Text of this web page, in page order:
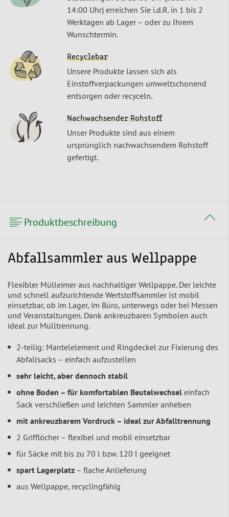
14:00 Uhr) erreichen Sie i.d.R. in 1 bis 2
Werktagen ab Lager – oder zu Ihrem
Wunschtermin.
Recyclebar
Unsere Produkte lassen sich als
Einstoffverpackungen umweltschonend
entsorgen oder recyceln.
Nachwachsender Rohstoff
Unser Produkte sind aus einem
ursprünglich nachwachsendem Rohstoff
gefertigt.
Produktbeschreibung
Abfallsammler aus Wellpappe
Flexibler Mülleimer aus nachhaltiger Wellpappe. Der leichte
und schnell aufzurichtende Wertstoffsammler ist mobil
einsetzbar, ob im Lager, im Büro, unterwegs oder bei Messen
und Veranstaltungen. Dank ankreuzbaren Symbolen auch
ideal zur Mülltrennung.
2-teilig: Mantelelement und Ringdeckel zur Fixierung des
Abfallsacks – einfach aufzustellen
sehr leicht, aber dennoch stabil
ohne Boden – für komfortablen Beutelwechsel einfach
Sack verschließen und leichten Sammler anheben
mit ankreuzbarem Vordruck – ideal zur Abfalltrennung
2 Grifflöcher – flexibel und mobil einsetzbar
für Säcke mit bis zu 70 l bzw. 120 l geeignet
spart Lagerplatz – flache Anlieferung
aus Wellpappe, recyclingfähig